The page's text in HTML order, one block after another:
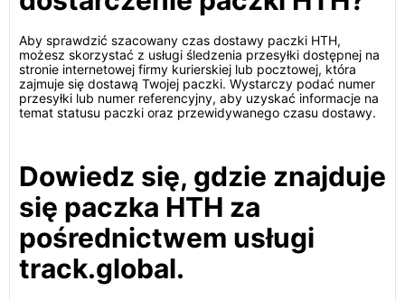
Aby sprawdzić szacowany czas dostawy paczki HTH,
możesz skorzystać z usługi śledzenia przesyłki dostępnej na
stronie internetowej firmy kurierskiej lub pocztowej, która
zajmuje się dostawą Twojej paczki. Wystarczy podać numer
przesyłki lub numer referencyjny, aby uzyskać informacje na
temat statusu paczki oraz przewidywanego czasu dostawy.
Dowiedz się, gdzie znajduje
się paczka HTH za
pośrednictwem usługi
track.global.